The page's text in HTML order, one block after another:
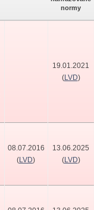
normy
19.01.2021
(LVD)
08.07.2016
(LVD)
13.06.2025
(LVD)